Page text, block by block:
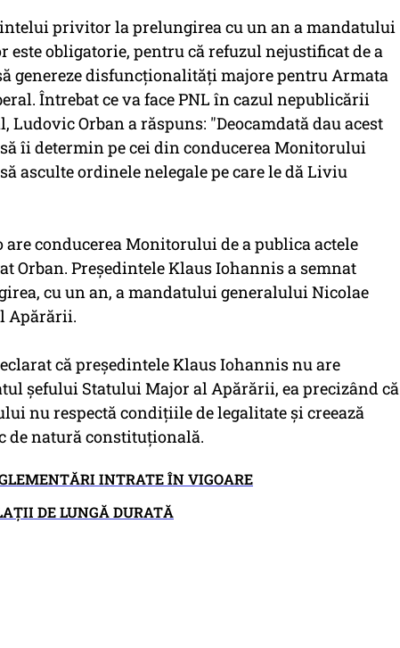
privitor la prelungirea cu un an a mandatului
obligatorie, pentru că refuzul nejustificat de a
genereze disfuncţionalităţi majore pentru Armata
Întrebat ce va face PNL în cazul nepublicării
Orban a răspuns: "Deocamdată dau acest
îi determin pe cei din conducerea Monitorului
asculte ordinele nelegale pe care le dă Liviu
are conducerea Monitorului de a publica actele
Orban. Preşedintele Klaus Iohannis a semnat
cu un an, a mandatului generalului Nicolae
Apărării.
că preşedintele Klaus Iohannis nu are
şefului Statului Major al Apărării, ea precizând că
nu respectă condiţiile de legalitate şi creează
natură constituţională.
INTRATE ÎN VIGOARE
DE LUNGĂ DURATĂ